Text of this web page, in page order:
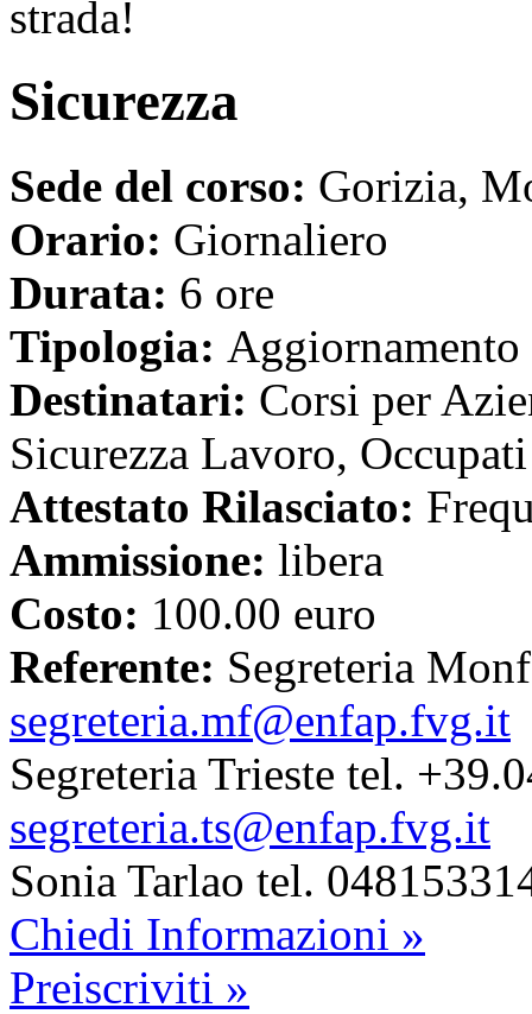
Sicurezza
Sede del corso: Gorizia,
Orario: Giornaliero
Durata: 6 ore
Tipologia: Aggiornamento
Destinatari: Corsi per
Sicurezza Lavoro,
Attestato Rilasciato:
Ammissione: libera
Costo: 100.00 euro
Referente: Segreteria
segreteria.mf@enfap.fvg.it
Segreteria Trieste tel.
segreteria.ts@enfap.fvg.it
Sonia Tarlao tel.
Chiedi Informazioni »
Preiscriviti »